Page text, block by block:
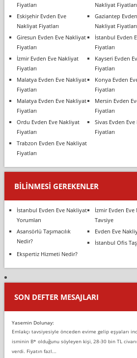
Fiyatları
Nakliyat Fiyatları
Eskişehir Evden Eve
Nakliyat Fiyatları
Gaziantep
Nakliyat Fiyatları
Giresun Evden Eve Nakliyat
Fiyatları
İstanbul Evden
Fiyatları
İzmir Evden Eve Nakliyat
Fiyatları
Kayseri Evden
Fiyatları
Malatya Evden Eve Nakliyat
Fiyatları
Konya Evden
Fiyatları
Malatya Evden Eve Nakliyat
Fiyatları
Mersin Evden
Fiyatları
Ordu Evden Eve Nakliyat
Fiyatları
Sivas Evden
Fiyatları
Trabzon Evden Eve Nakliyat
Fiyatları
BILINMESI GEREKENLER
İstanbul Evden Eve Nakliyat
Yorumları
İzmir Evden Eve
Tavsiye
Asansörlü Taşımacılık
Nedir?
Evden Eve
İstanbul Ofis
Ekspertiz Hizmeti Nedir?
SON DEFTER MESAJLARI
Yasemin Dolunay:
Emlakçı tavsiyesiyle önceden evime gelip eşyaları
isminin B* olduğunu söyleyen kişi, 28-30 bin TL
verdi. Fiyatın fazl...